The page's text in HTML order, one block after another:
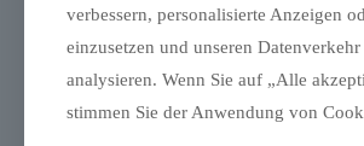
verbessern, personalisierte Anzeigen
einzusetzen und unseren Datenverkehr
analysieren. Wenn Sie auf „Alle
stimmen Sie der Anwendung von